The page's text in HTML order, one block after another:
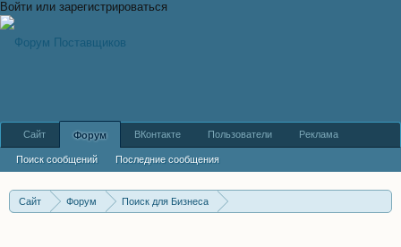
Войти или зарегистрироваться
Сайт Форум
Поиск для Бизнеса
Сайт Форум
Поиск сообщений Последние сообщения
ВКонтакте Пользователи Реклама